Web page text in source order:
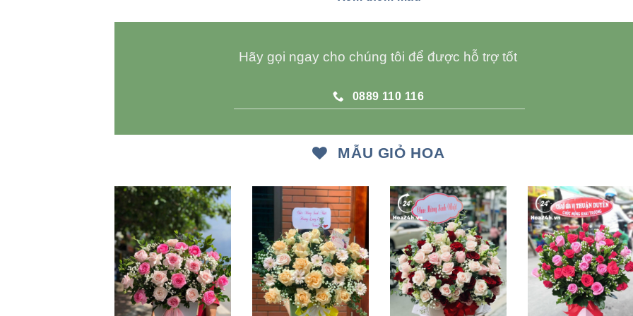
Hãy gọi ngay cho chúng tôi để được hỗ trợ tốt
0889 110 116
MẪU GIỎ HOA